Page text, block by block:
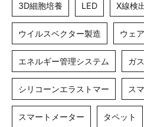
3D細胞培養 LED X線検
ウイルスベクター製造 ウェ
エネルギー管理システム ガ
シリコーンエラストマー ス
スマートメーター タペット